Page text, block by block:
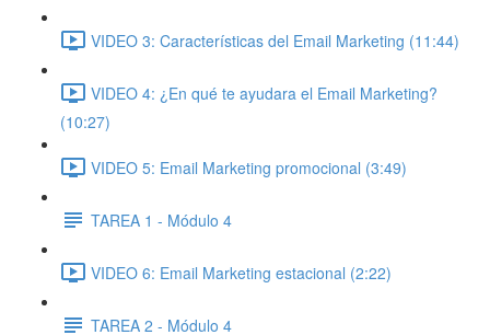
VIDEO 3: Características del Email Marketing (11:44)
VIDEO 4: ¿En qué te ayudara el Email Marketing?
(10:27)
VIDEO 5: Email Marketing promocional (3:49)
TAREA 1 - Módulo 4
VIDEO 6: Email Marketing estacional (2:22)
TAREA 2 - Módulo 4